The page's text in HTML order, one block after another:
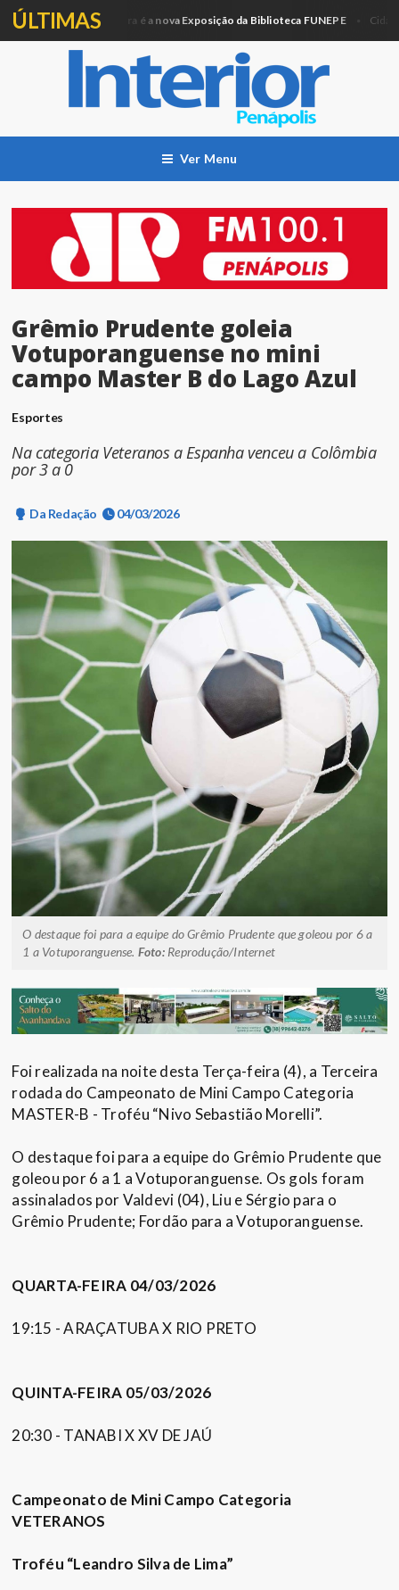
ÚLTIMAS
Artesanato e Pintura é a nova Exposição da Biblioteca FUNEPE Cidade
Ver Menu
Grêmio Prudente goleia
Votuporanguense no mini
campo Master B do Lago Azul
Esportes
Na categoria Veteranos a Espanha venceu a Colômbia
por 3 a 0
Da Redação 04/03/2026
O destaque foi para a equipe do Grêmio Prudente que goleou por 6 a
1 a Votuporanguense. Foto:Reprodução/Internet
Foi realizada na noite desta Terça-feira (4), a Terceira
rodada do Campeonato de Mini Campo Categoria
MASTER-B - Troféu “Nivo Sebastião Morelli”.
O destaque foi para a equipe do Grêmio Prudente que
goleou por 6 a 1 a Votuporanguense. Os gols foram
assinalados por Valdevi (04), Liu e Sérgio para o
Grêmio Prudente; Fordão para a Votuporanguense.
QUARTA-FEIRA 04/03/2026
19:15 - ARAÇATUBA X RIO PRETO
QUINTA-FEIRA 05/03/2026
20:30 - TANABI X XV DE JAÚ
Campeonato de Mini Campo Categoria
VETERANOS
Troféu “Leandro Silva de Lima”